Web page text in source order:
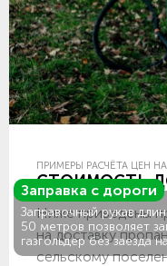
Заправка с дороги
Заправочный рукав
50 метров позволяет
газгольдер без заезда
ПРИМЕРЫ РАСЧЁТА ЦЕН
СТОИМОСТЬ
Ниже приведены
на доставку
сельскому